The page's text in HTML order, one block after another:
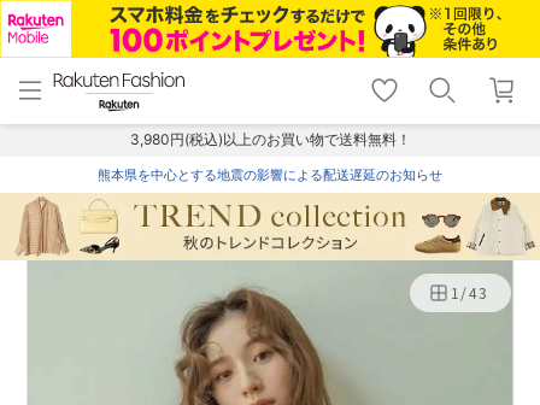
menu home
トップ
shopping_cart lock_outline
ログイン
3,980円(税込)以上のお買い物で送料無料！
熊本県を中心とする地震の影響による配送遅延のお知らせ
1/43